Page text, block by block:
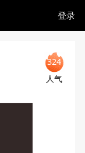
登录
324
人气